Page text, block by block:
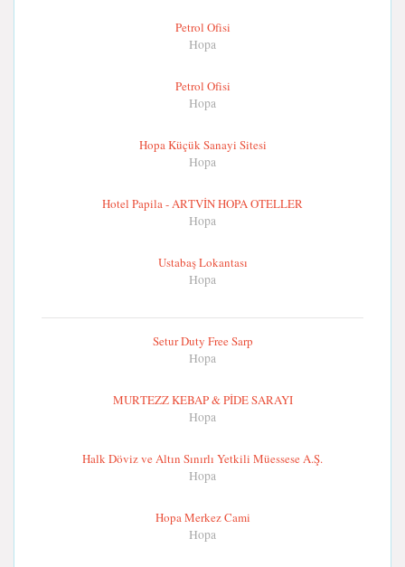
Petrol Ofisi
Hopa
Petrol Ofisi
Hopa
Hopa Küçük Sanayi Sitesi
Hopa
Hotel Papila - ARTVİN HOPA OTELLER
Hopa
Ustabaş Lokantası
Hopa
Setur Duty Free Sarp
Hopa
MURTEZZ KEBAP & PİDE SARAYI
Hopa
Halk Döviz ve Altın Sınırlı Yetkili Müessese A.Ş.
Hopa
Hopa Merkez Cami
Hopa